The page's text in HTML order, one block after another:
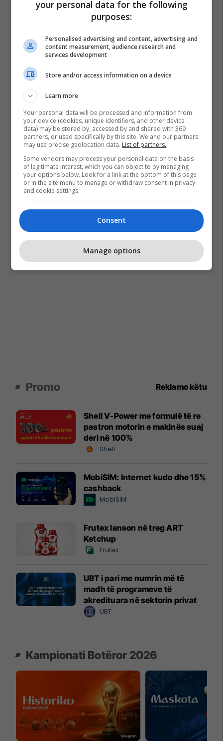
Lionel Messi Wendell Lira Puskas Award
Promo Reklamo këtu
Shell V-Power me formulë të re
pastron motorin e makinës suaj
deri në 100%
Shell
MobiSIM: Internet kudo dhe 15%
cashback
MobiSIM
Frutex lanson në treg ART
Ketchup
Frutex
UBT i pari me numrin më të
madh të programeve të
akredituara në sektorin privat
UBT
Kampionati Botëror 2026
your personal data for the following
purposes:
Personalised advertising and content, advertising and
content measurement, audience research and
services development
Store and/or access information on a device
Learn more
Your personal data will be processed and information from
your device (cookies, unique identifiers, and other device
data) may be stored by, accessed by and shared with 369
partners, or used specifically by this site. We and our partners
may use precise geolocation data. List of partners.
Some vendors may process your personal data on the basis
of legitimate interest, which you can object to by managing
your options below. Look for a link at the bottom of this page
or in the site menu to manage or withdraw consent in privacy
and cookie settings.
Consent
Manage options